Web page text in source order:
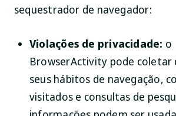
sequestrador de navegador:
Violações de privacidade: o
BrowserActivity pode coletar
seus hábitos de navegação,
visitados e consultas de